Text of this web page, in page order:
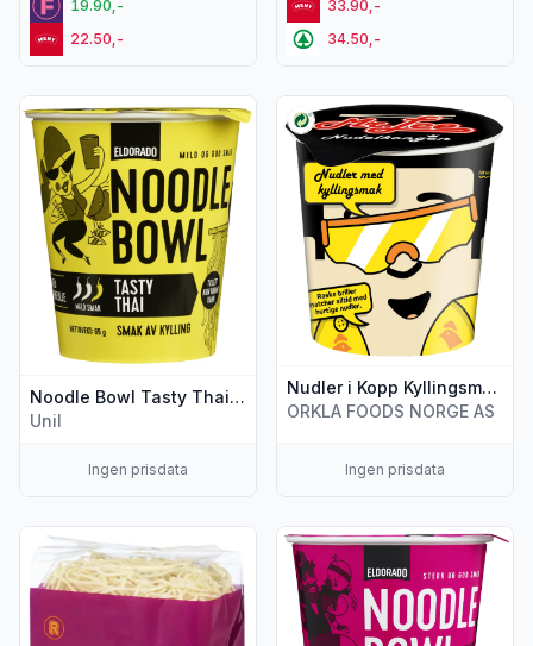
19.90,-
22.50,-
33.90,-
34.50,-
Noodle Bowl Tasty Thai 65g Eldorado
Unil
Ingen prisdata
Vis flere detaljer for produktet "Noodle Bowl Tasty Thai
Nudler i Kopp Kyllingsmak 65g Mr.Lee
ORKLA FOODS NORGE AS
Ingen prisdata
Vis flere detaljer for
Vis flere detaljer for produktet "Eggnudler 250 g"
Vis flere detaljer for